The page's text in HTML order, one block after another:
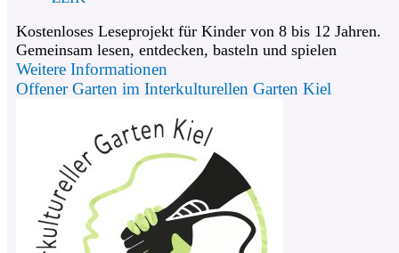
Kostenloses Leseprojekt für Kinder von 8 bis 12 Jahren.
Gemeinsam lesen, entdecken, basteln und spielen
Weitere Informationen
Offener Garten im Interkulturellen Garten Kiel